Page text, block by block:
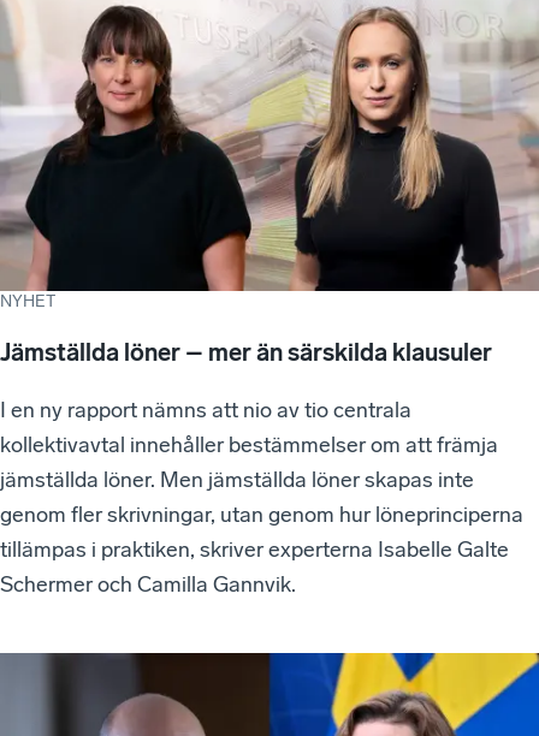
NYHET
Jämställda löner – mer än särskilda klausuler
I en ny rapport nämns att nio av tio centrala
kollektivavtal innehåller bestämmelser om att främja
jämställda löner. Men jämställda löner skapas inte
genom fler skrivningar, utan genom hur löneprinciperna
tillämpas i praktiken, skriver experterna Isabelle Galte
Schermer och Camilla Gannvik.